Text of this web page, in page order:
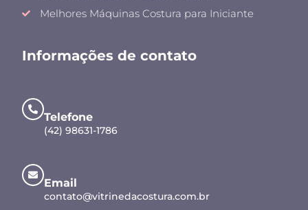
Melhores Máquinas Costura para Iniciante
Informações de contato
Telefone
(42) 98631-1786
Email
contato@vitrinedacostura.com.br